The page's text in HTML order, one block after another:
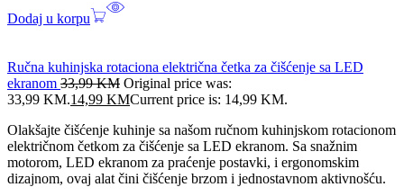
Dodaj u korpu
Ručna kuhinjska rotaciona električna četka za čišćenje sa LED
ekranom 33,99KM Original price was:
33,99 KM.14,99 KMCurrent price is: 14,99 KM.
Olakšajte čišćenje kuhinje sa našom ručnom kuhinjskom rotacionom
električnom četkom za čišćenje sa LED ekranom. Sa snažnim
motorom, LED ekranom za praćenje postavki, i ergonomskim
dizajnom, ovaj alat čini čišćenje brzom i jednostavnom aktivnošću.